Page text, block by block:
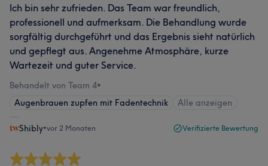
Ich bin sehr zufrieden. Das Team war freundlich,
professionell und aufmerksam. Die Behandlung wurde
sorgfältig durchgeführt und das Ergebnis sieht natürlich
und gepflegt aus. Angenehme Atmosphäre, kurze
Wartezeit und guter Service.
Behandelt von Team 4•
Augenbrauen zupfen mit Fadentechnik
Alle anzeigen
Shibly•vor 2 Monaten Verifizierte Bewertung